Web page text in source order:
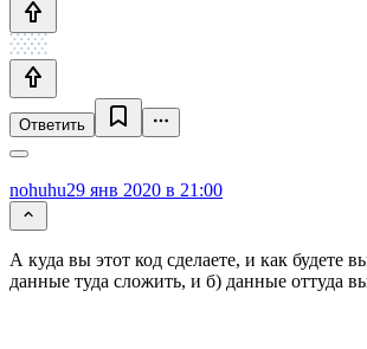
Ответить
nohuhu29 янв 2020 в 21:00
А куда вы этот код сделаете, и как будете
данные туда сложить, и б) данные оттуда